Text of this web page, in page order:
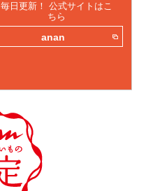
毎日更新！ 公式サイトはこ
ちら
anan